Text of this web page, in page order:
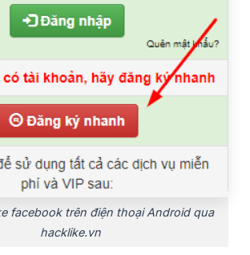
facebook trên điện thoại Android qua
hacklike.vn